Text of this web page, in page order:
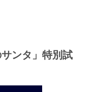
サンタ」特別試